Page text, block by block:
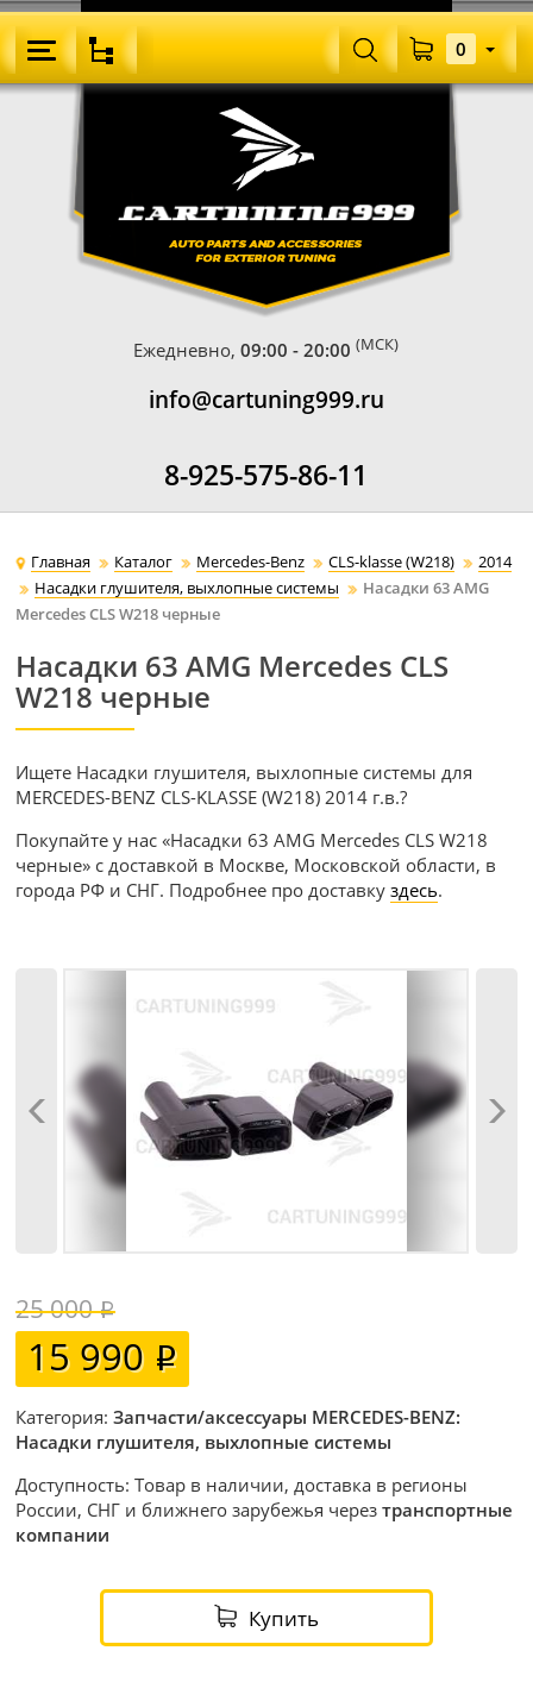
Ежедневно,09:00 - 20:00 (МСК)
info@cartuning999.ru
8-925-575-86-11
0
Главная Каталог Mercedes-Benz CLS-klasse (W218)
2014
Насадки глушителя, выхлопные системы
Насадки 63 AMG
Mercedes CLS W218 черные
Насадки 63 AMG Mercedes CLS
W218 черные
Ищете Насадки глушителя, выхлопные системы для
MERCEDES-BENZ CLS-KLASSE (W218) 2014 г.в.?
Покупайте у нас «Насадки 63 AMG Mercedes CLS W218
черные» с доставкой в Москве, Московской области, в
города РФ и СНГ. Подробнее про доставкуздесь.
25 000
15 990
Категория:Запчасти/аксессуары MERCEDES-BENZ:
Насадки глушителя, выхлопные системы
Доступность: Товар в наличии, доставка в регионы
России, СНГ и ближнего зарубежья черезтранспортные
компании
Купить